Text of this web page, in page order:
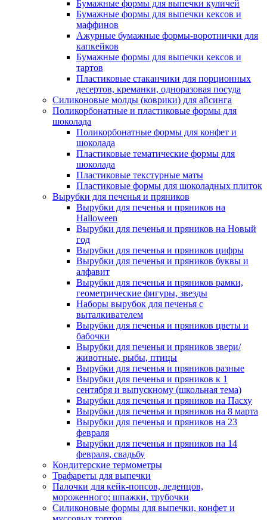
Бумажные формы для выпечки куличей
Бумажные формы для выпечки кексов и
маффинов
Ажурные бумажные формы-воротнички для
капкейков
Бумажные формы для выпечки кексов и
тартов
Пластиковые стаканчики для порционных
десертов, креманки, одноразовая посуда
Силиконовые молды (коврики) для айсинга
Поликорбонатные и пластиковые формы для
шоколада
Поликорбонатные формы для конфет и
шоколада
Пластиковые тематические формы для
шоколада
Пластиковые текстурные маты
Пластиковые формы для шоколадных плиток
Вырубки для печенья и пряников
Вырубки для печенья и пряников на
Halloween
Вырубки для печенья и пряников на Новый
год
Вырубки для печенья и пряников цифры
Вырубки для печенья и пряников буквы и
алфавит
Вырубки для печенья и пряников рамки,
геометрические фигуры, звезды
Наборы вырубок для печенья с
выталкивателем
Вырубки для печенья и пряников цветы и
бабочки
Вырубки для печенья и пряников звери/
животные, рыбы, птицы
Вырубки для печенья и пряников разные
Вырубки для печенья и пряников к 1
сентября и выпускному (школьная тема)
Вырубки для печенья и пряников на Пасху
Вырубки для печенья и пряников на 8 марта
Вырубки для печенья и пряников на 23
февраля
Вырубки для печенья и пряников на 14
февраля, свадьбу
Кондитерские термометры
Трафареты для выпечки
Палочки для кейк-попсов, леденцов,
мороженного; шпажки, трубочки
Силиконовые формы для выпечки, конфет и